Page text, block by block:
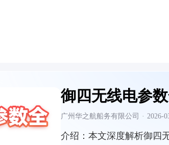
御四无线电参
广州华之航船务有限公司 · 2026-
介绍： 本文深度解析御四